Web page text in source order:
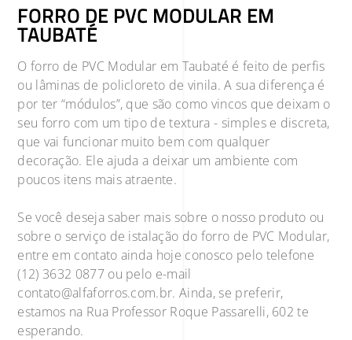
FORRO DE PVC MODULAR EM
TAUBATÉ
O forro de PVC Modular em Taubaté é feito de perfis
ou lâminas de policloreto de vinila. A sua diferença é
por ter “módulos”, que são como vincos que deixam o
seu forro com um tipo de textura - simples e discreta,
que vai funcionar muito bem com qualquer
decoração. Ele ajuda a deixar um ambiente com
poucos itens mais atraente.
Se você deseja saber mais sobre o nosso produto ou
sobre o serviço de istalação do forro de PVC Modular,
entre em contato ainda hoje conosco pelo telefone
(12) 3632 0877 ou pelo e-mail
contato@alfaforros.com.br. Ainda, se preferir,
estamos na Rua Professor Roque Passarelli, 602 te
esperando.